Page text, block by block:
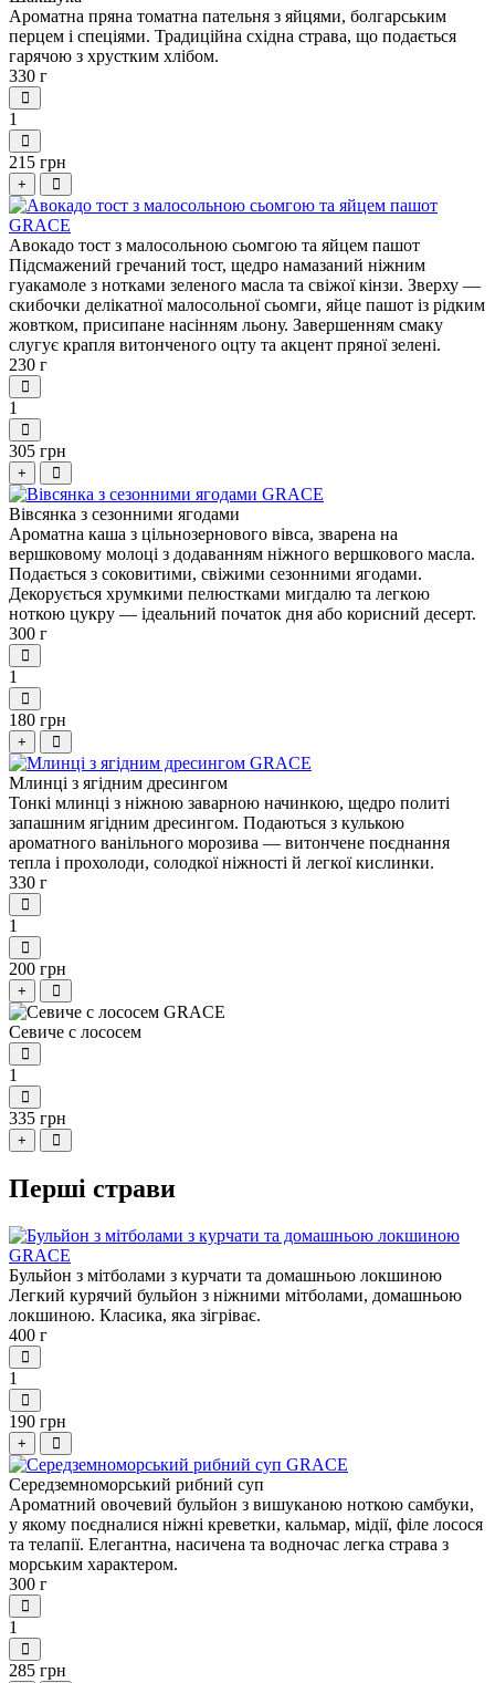
Ароматна пряна томатна пательня з яйцями, болгарським
перцем і спеціями. Традиційна східна страва, що подається
гарячою з хрустким хлібом.
330 г
1
215 грн
+
Авокадо тост з малосольною сьомгою та яйцем пашот
Підсмажений гречаний тост, щедро намазаний ніжним
гуакамоле з нотками зеленого масла та свіжої кінзи. Зверху —
скибочки делікатної малосольної сьомги, яйце пашот із рідким
жовтком, присипане насінням льону. Завершенням смаку
слугує крапля витонченого оцту та акцент пряної зелені.
230 г
1
305 грн
+
Вівсянка з сезонними ягодами
Ароматна каша з цільнозернового вівса, зварена на
вершковому молоці з додаванням ніжного вершкового масла.
Подається з соковитими, свіжими сезонними ягодами.
Декорується хрумкими пелюстками мигдалю та легкою
ноткою цукру — ідеальний початок дня або корисний десерт.
300 г
1
180 грн
+
Млинці з ягідним дресингом
Тонкі млинці з ніжною заварною начинкою, щедро политі
запашним ягідним дресингом. Подаються з кулькою
ароматного ванільного морозива — витончене поєднання
тепла і прохолоди, солодкої ніжності й легкої кислинки.
330 г
1
200 грн
+
Севиче с лососем
1
335 грн
+
Перші страви
Бульйон з мітболами з курчати та домашньою локшиною
Легкий курячий бульйон з ніжними мітболами, домашньою
локшиною. Класика, яка зігріває.
400 г
1
190 грн
+
Середземноморський рибний суп
Ароматний овочевий бульйон з вишуканою ноткою самбуки,
у якому поєдналися ніжні креветки, кальмар, мідії, філе лосося
та телапії. Елегантна, насичена та водночас легка страва з
морським характером.
300 г
1
285 грн